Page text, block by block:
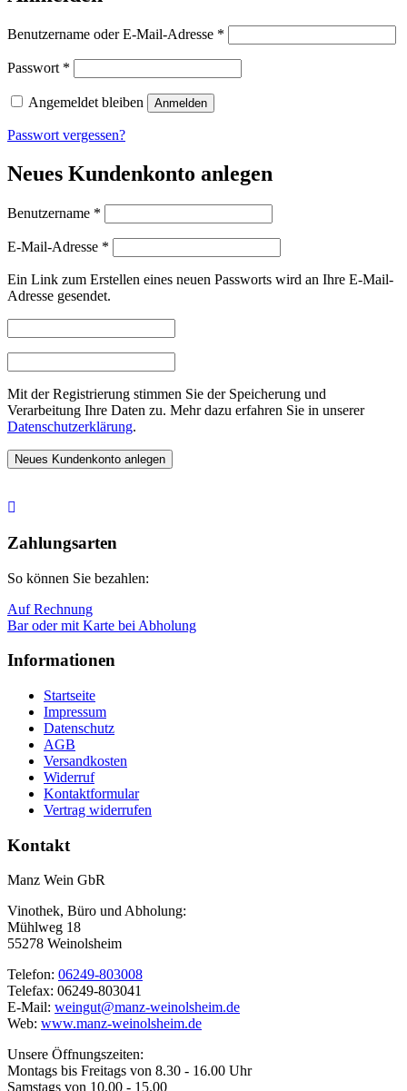
Benutzername oder E-Mail-Adresse *
Passwort *
Angemeldet bleiben Anmelden
Passwort vergessen?
Neues Kundenkonto anlegen
Benutzername *
E-Mail-Adresse *
Ein Link zum Erstellen eines neuen Passworts wird an Ihre E-Mail-
Adresse gesendet.
Mit der Registrierung stimmen Sie der Speicherung und
Verarbeitung Ihre Daten zu. Mehr dazu erfahren Sie in unserer
Datenschutzerklärung.
Neues Kundenkonto anlegen
Zahlungsarten
So können Sie bezahlen:
Auf Rechnung
Bar oder mit Karte bei Abholung
Informationen
Startseite
Impressum
Datenschutz
AGB
Versandkosten
Widerruf
Kontaktformular
Vertrag widerrufen
Kontakt
Manz Wein GbR
Vinothek, Büro und Abholung:
Mühlweg 18
55278 Weinolsheim
Telefon: 06249-803008
Telefax: 06249-803041
E-Mail: weingut@manz-weinolsheim.de
Web: www.manz-weinolsheim.de
Unsere Öffnungszeiten:
Montags bis Freitags von 8.30 - 16.00 Uhr
Samstags von 10.00 - 15.00